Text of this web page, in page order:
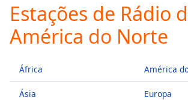
loading.
Video
Backward
Skip
Forward
Estações de Rádio
América do Norte
África
Ásia
América
Europa